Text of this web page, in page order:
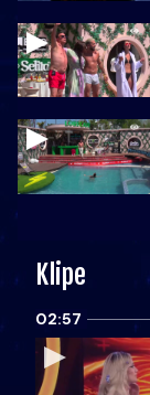
Klipe
02:57